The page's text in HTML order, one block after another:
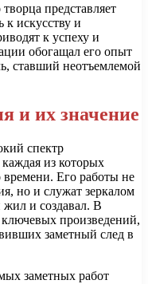
представляет
к искусству и
к успеху и
обогащал его опыт
ставший неотъемлемой
и их значение
спектр
из которых
времени. Его работы не
но и служат зеркалом
жил и создавал. В
ключевых произведений,
заметный след в
заметных работ